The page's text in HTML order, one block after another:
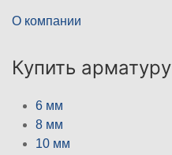
О компании
Купить арматуру
6 мм
8 мм
10 мм